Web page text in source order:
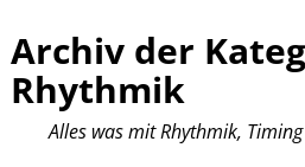
Archiv der
Rhythmik
Alles was mit Rhythmik,